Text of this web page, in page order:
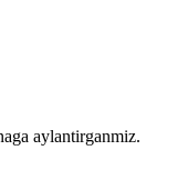
aylantirganmiz.